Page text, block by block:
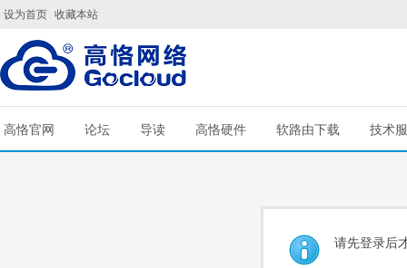
设为首页 收藏本站
高恪官网 论坛 导读 高恪硬件 软路由下载 技术
请先登录后